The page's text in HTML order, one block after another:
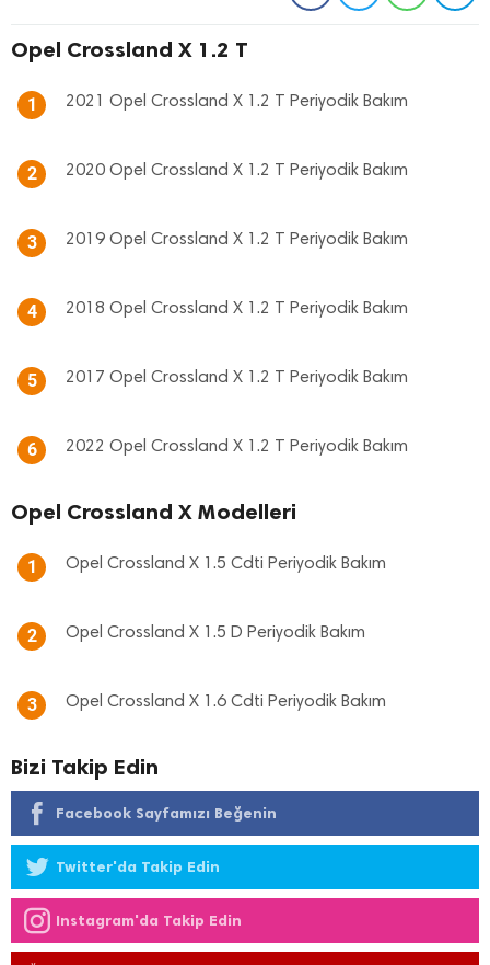
Opel Crossland X 1.2 T
1 2021 Opel Crossland X 1.2 T Periyodik Bakım
2 2020 Opel Crossland X 1.2 T Periyodik Bakım
3 2019 Opel Crossland X 1.2 T Periyodik Bakım
4 2018 Opel Crossland X 1.2 T Periyodik Bakım
5 2017 Opel Crossland X 1.2 T Periyodik Bakım
6 2022 Opel Crossland X 1.2 T Periyodik Bakım
Opel Crossland X Modelleri
1 Opel Crossland X 1.5 Cdti Periyodik Bakım
2 Opel Crossland X 1.5 D Periyodik Bakım
3 Opel Crossland X 1.6 Cdti Periyodik Bakım
Bizi Takip Edin
Facebook Sayfamızı Beğenin
Twitter'da Takip Edin
Instagram'da Takip Edin